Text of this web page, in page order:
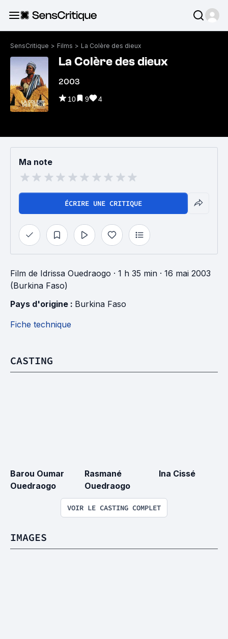
SensCritique > Films > La Colère des dieux
La Colère des dieux
2003
10 9 4
Ma note
ÉCRIRE UNE CRITIQUE
Film de Idrissa Ouedraogo · 1 h 35 min · 16 mai 2003
(Burkina Faso)
Pays d'origine : Burkina Faso
Fiche technique
CASTING
Barou Oumar
Ouedraogo
Rasmané
Ouedraogo
Ina Cissé
VOIR LE CASTING COMPLET
IMAGES